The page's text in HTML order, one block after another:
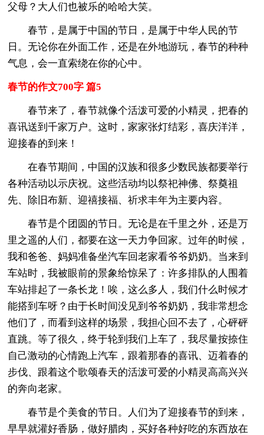
父母？大人们也被乐的哈哈大笑。
春节，是属于中国的节日，是属于中华人民的节
日。无论你在外面工作，还是在外地游玩，春节的种种
气息，会一直索绕在你的心中。
春节的作文700字 篇5
春节来了，春节就像个活泼可爱的小精灵，把春的
喜讯送到千家万户。这时，家家张灯结彩，喜庆洋洋，
迎接春的到来！
在春节期间，中国的汉族和很多少数民族都要举行
各种活动以示庆祝。这些活动均以祭祀神佛、祭奠祖
先、除旧布新、迎禧接福、祈求丰年为主要内容。
春节是个团圆的节日。无论是在千里之外，还是万
里之遥的人们，都要在这一天力争回家。过年的时候，
我和爸爸、妈妈准备坐汽车回老家看爷爷奶奶。当来到
车站时，我被眼前的景象给惊呆了：许多排队的人围着
车站排起了一条长龙！唉，这么多人，我们什么时候才
能搭到车呀？由于长时间没见到爷爷奶奶，我非常想念
他们了，而看到这样的场景，我担心回不去了，心砰砰
直跳。等了很久，终于轮到我们上车了，我尽量按捺住
自己激动的心情跑上汽车，跟着那春的喜讯、迈着春的
步伐、跟着这个歌颂春天的活泼可爱的小精灵高高兴兴
的奔向老家。
春节是个美食的节日。人们为了迎接春节的到来，
早早就灌好香肠，做好腊肉，买好各种好吃的东西放在